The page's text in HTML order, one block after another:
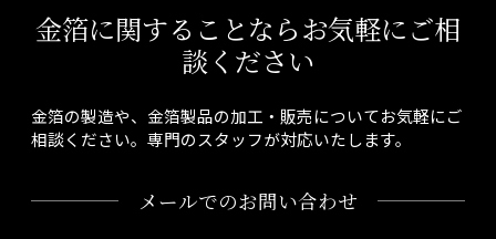
金箔に関することならお気軽にご相
談ください
金箔の製造や、金箔製品の加工・販売についてお気軽にご
相談ください。専門のスタッフが対応いたします。
メールでのお問い合わせ